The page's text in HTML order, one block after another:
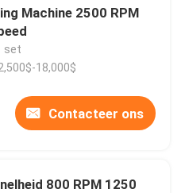
Machine 2500 RPM
set
18,000$
Contacteer ons
800 RPM 1250